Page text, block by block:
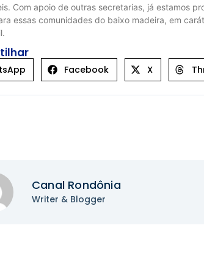
Com apoio de outras secretarias, já estamos
essas comunidades do baixo madeira, em
Facebook X
Canal Rondônia
Writer & Blogger